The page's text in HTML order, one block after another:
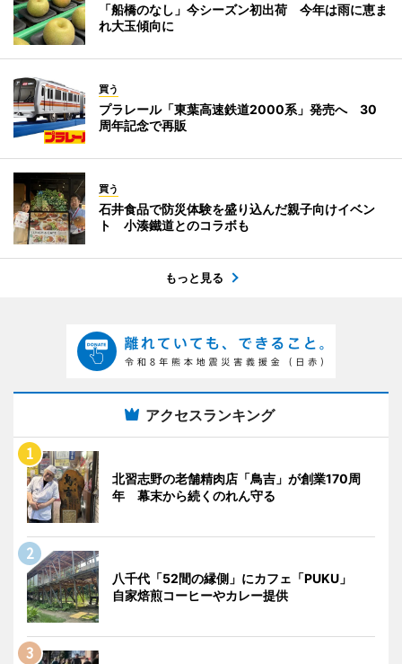
「船橋のなし」今シーズン初出荷 今年は雨に恵ま
れ大玉傾向に
買う
プラレール「東葉高速鉄道2000系」発売へ 30
周年記念で再販
買う
石井食品で防災体験を盛り込んだ親子向けイベン
ト 小湊鐵道とのコラボも
もっと見る
アクセスランキング
北習志野の老舗精肉店「鳥吉」が創業170周
年 幕末から続くのれん守る
八千代「52間の縁側」にカフェ「PUKU」
自家焙煎コーヒーやカレー提供